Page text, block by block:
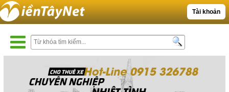
Tài khoản